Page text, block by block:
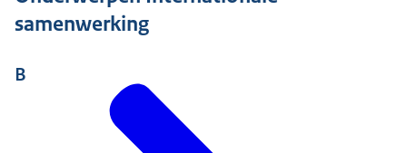
samenwerking
B